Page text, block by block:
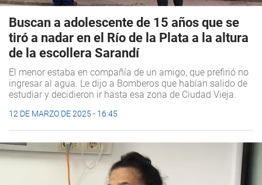
Buscan a adolescente de 15 años que se
tiró a nadar en el Río de la Plata a la altura
de la escollera Sarandí
El menor estaba en compañía de un amigo, que prefirió no
ingresar al agua. Le dijo a Bomberos que habían salido de
estudiar y decidieron ir hasta esa zona de Ciudad Vieja.
12 DE MARZO DE 2025 - 16:45